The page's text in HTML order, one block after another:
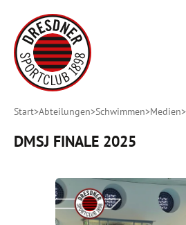
Start Abteilungen Schwimmen Medien
DMSJ FINALE 2025